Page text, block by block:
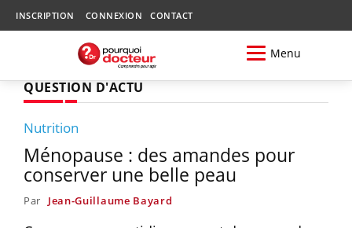
INSCRIPTION CONNEXION CONTACT
Menu
QUESTION D'ACTU
Nutrition
Ménopause : des amandes pour
conserver une belle peau
Par Jean-Guillaume Bayard